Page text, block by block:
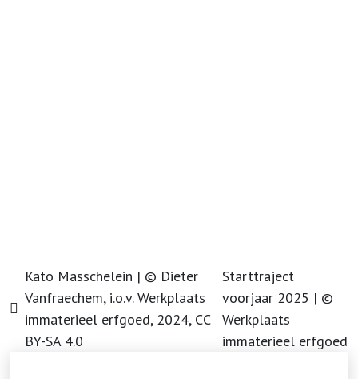
Kato Masschelein | © Dieter
Vanfraechem, i.o.v. Werkplaats
immaterieel erfgoed, 2024, CC
BY-SA 4.0
Starttraject
voorjaar 2025 | ©
Werkplaats
immaterieel erfgoed